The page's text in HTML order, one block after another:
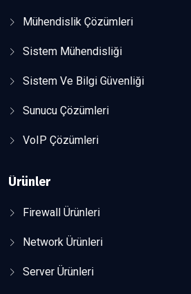
Mühendislik Çözümleri
Sistem Mühendisliği
Sistem Ve Bilgi Güvenliği
Sunucu Çözümleri
VoIP Çözümleri
Ürünler
Firewall Ürünleri
Network Ürünleri
Server Ürünleri